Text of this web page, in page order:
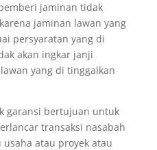
jaminan tidak
jaminan lawan yang
persyaratan yang di
akan ingkar janji
yang di tinggalkan
garansi bertujuan untuk
transaksi nasabah
atau proyek atau